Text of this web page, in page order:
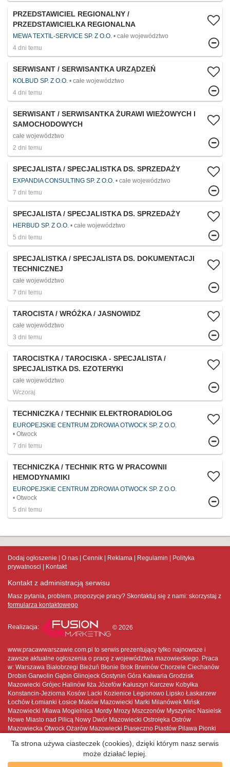
PRZEDSTAWICIEL REGIONALNY /
PRZEDSTAWICIELKA REGIONALNA
MEWA TEXTIL-SERVICE SP. Z O.O.
całe województwo
4 dni temu
SERWISANT / SERWISANTKA URZĄDZEŃ
KOLBUD SP. Z O.O.
całe województwo
4 dni temu
SERWISANT / SERWISANTKA ŻURAWI WIEŻOWYCH I
SAMOCHODOWYCH
całe województwo
2 dni temu
SPECJALISTA / SPECJALISTKA DS. SPRZEDAŻY
EXPANDIA CONSULTING SP. Z O.O.
całe województwo
7 dni temu
SPECJALISTA / SPECJALISTKA DS. SPRZEDAŻY
HERBUD SP. Z O.O.
całe województwo
5 dni temu
SPECJALISTKA / SPECJALISTA DS. DOKUMENTACJI
TECHNICZNEJ
całe województwo
7 dni temu
TAROCISTA / WRÓŻKA / JASNOWIDZ
całe województwo
3 dni temu
TAROCISTKA / TAROCISKA - SPECJALISTA /
SPECJALISTKA DS. EZOTERYKI
całe województwo
Wczoraj
TECHNICZKA / TECHNIK ELEKTRORADIOLOG
EUROPEJSKIE CENTRUM ZDROWIA OTWOCK SP. Z O.O.
Otwock
7 dni temu
TECHNICZKA / TECHNIK RTG W PRACOWNII
HEMODYNAMIKI
EUROPEJSKIE CENTRUM ZDROWIA OTWOCK SP. Z O.O.
Otwock
5 dni temu
Dodaj ogłoszenie O nas Cennik Reklama Regulamin
Polityka
prywatnosci
Kontakt
Kontakt z administracją serwisu
Masz pytania, problem, propozycje pracy? Skontaktuj się z nami: skorzystaj z
formularza kontaktowego
Realizacja: © 2026
www.pracawwarszawie.com.pl to serwis prezentujący tylko najnowsze i
zawsze aktualne ogłoszenia o pracę z województwa mazowieckiego. Praca
w: Warszawa Białobrzegi Bieżuń Błonie Brok Brwinów Chorzele Ciechanów
Drobin Garwolin Gąbin Glinojeck Gostynin Góra Kalwaria Grodzisk
Mazowiecki Grójec Halinów Iłża Józefów Kałuszyn Karczew Kobyłka
Konstancin-Jeziorna Kosów Lacki Kozienice Legionowo Lipsko Łaskarzew
Łochów Łomianki Łosice Maków Mazowiecki Marki Milanówek Mińsk
Mazowiecki Mława Mogielnica Mordy Mrozy Mszczonów Myszyniec Nasielsk
Nowe Miasto nad Pilicą Nowy Dwór Mazowiecki Ostrołęka Ostrów
Mazowiecka Otwock Ożarów Mazowiecki Piaseczno Piastów Pilawa Pionki
Raciąż Radom Radzymin Różan Serock Siedlce Sierpc Skaryszew
Sochaczew Sokołów Podlaski Sulejówek Szydłowiec Tarczyn Tłuszcz Warka
Warszawa Węgrów Wołomin Wyszków Wyszogród Wyśmierzyce Zakroczym
Ta strona używa ciasteczek (cookies), dzięki którym nasz serwis
może działać lepiej.